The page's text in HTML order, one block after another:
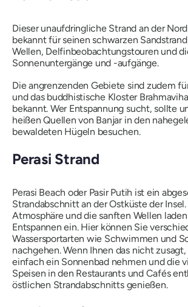
Dieser unaufdringliche Strand an der
bekannt für seinen schwarzen
Wellen, Delfinbeobachtungstouren und
Sonnenuntergänge und -aufgänge.
Die angrenzenden Gebiete sind zudem
und das buddhistische Kloster
bekannt. Wer Entspannung sucht, sollte
heißen Quellen von Banjar in den
bewaldeten Hügeln besuchen.
Perasi Strand
Perasi Beach oder Pasir Putih ist ein
Strandabschnitt an der Ostküste der
Atmosphäre und die sanften Wellen
Entspannen ein. Hier können Sie
Wassersportarten wie Schwimmen und
nachgehen. Wenn Ihnen das nicht
einfach ein Sonnenbad nehmen und die
Speisen in den Restaurants und Cafés
östlichen Strandabschnitts genießen.